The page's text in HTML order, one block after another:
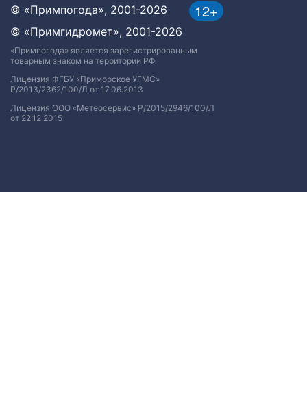
12+
© «Примпогода», 2001-2026
© «Примгидромет», 2001-2026
«Примпогода» является зарегистрированным
товарным знаком на территории РФ.
Лицензия ФГБУ «Приморское УГМС»
Р/2013/2362/100/Л от 17.06.2013
Лицензия ООО «Метеосервис» Р/2015/2946/100/Л
от 22.12.2015